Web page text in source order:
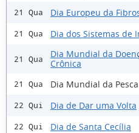
21 Qua Dia Europeu da
21 Qua Dia dos Sistemas de
21 Qua
Dia Mundial da
Crônica
21 Qua Dia Mundial da Pesca
22 Qui Dia de Dar uma Volta
22 Qui Dia de Santa Cecília